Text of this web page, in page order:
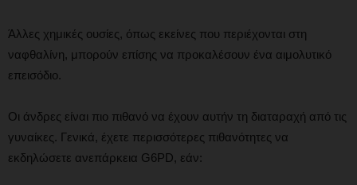
Άλλες χημικές ουσίες, όπως εκείνες που περιέχονται στη
ναφθαλίνη, μπορούν επίσης να προκαλέσουν ένα αιμολυτικό
επεισόδιο.
Οι άνδρες είναι πιο πιθανό να έχουν αυτήν τη διαταραχή από τις
γυναίκες. Γενικά, έχετε περισσότερες πιθανότητες να
εκδηλώσετε ανεπάρκεια G6PD, εάν: